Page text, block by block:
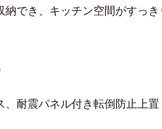
でき、キッチン空間がすっ
耐震パネル付き転倒防止上置